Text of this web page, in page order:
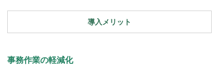
導入メリット
事務作業の軽減化